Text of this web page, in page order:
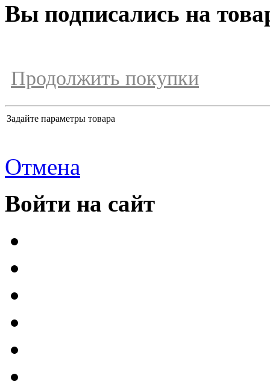
Вы подписались на
Продолжить покупки
Задайте параметры товара
Отмена
Войти на сайт